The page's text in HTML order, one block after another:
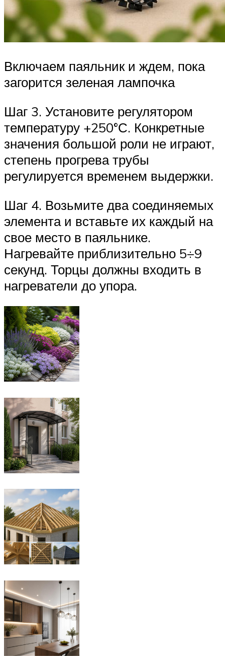
Включаем паяльник и ждем, пока
загорится зеленая лампочка
Шаг 3. Установите регулятором
температуру +250°С. Конкретные
значения большой роли не играют,
степень прогрева трубы
регулируется временем выдержки.
Шаг 4. Возьмите два соединяемых
элемента и вставьте их каждый на
свое место в паяльнике.
Нагревайте приблизительно 5÷9
секунд. Торцы должны входить в
нагреватели до упора.